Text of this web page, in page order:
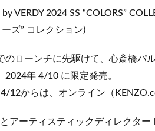
by VERDY 2024 SS “COLORS”
ーズ” コレクション)
のローンチに先駆けて、心斎橋パ
2024年 4/10 に限定発売。
12からは、オンライン（
アーティスティックディレクタ